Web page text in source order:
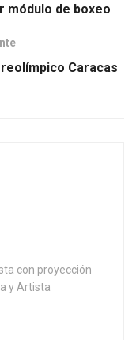
módulo de boxeo
Caracas
con proyección
y Artista